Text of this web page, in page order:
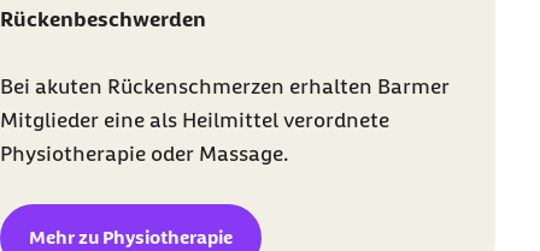
Rückenbeschwerden
Bei akuten Rückenschmerzen erhalten Barmer
Mitglieder eine als Heilmittel verordnete
Physiotherapie oder Massage.
Mehr zu Physiotherapie